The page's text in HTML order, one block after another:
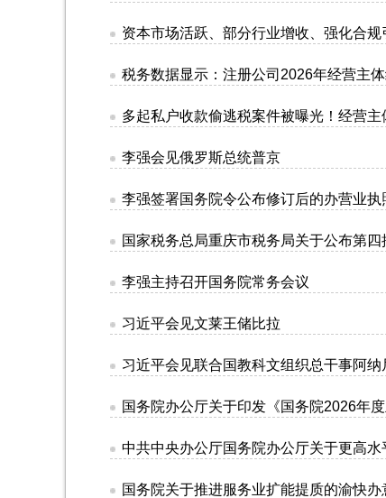
资本市场活跃、部分行业增收、强化合
税务数据显示：注册公司2026年经营主
多起私户收款偷逃税案件被曝光！经营
李强会见俄罗斯总统普京
李强签署国务院令公布修订后的办营业执
国家税务总局重庆市税务局关于公布第
李强主持召开国务院常务会议
习近平会见文莱王储比拉
习近平会见联合国教科文组织总干事阿纳
国务院办公厅关于印发《国务院2026年
中共中央办公厅国务院办公厅关于更高
国务院关于推进服务业扩能提质的渝快办